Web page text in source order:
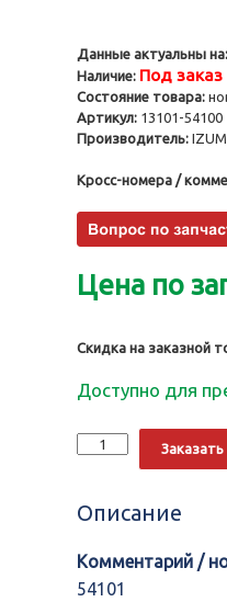
Данные актуальны на:
Наличие: Под заказ
Состояние товара:
Артикул: 13101-54100
Производитель:
Кросс-номера /
Цена по
Скидка на заказной
Доступно для
Количество
Поршни
13101-
IZUMI
Заказать
Описание
Комментарий /
54101